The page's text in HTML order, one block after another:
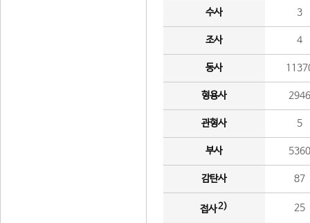
수사 3
조사 4
동사
형용사 2946
관형사 5
부사 5360
감탄사 87
접사2) 25